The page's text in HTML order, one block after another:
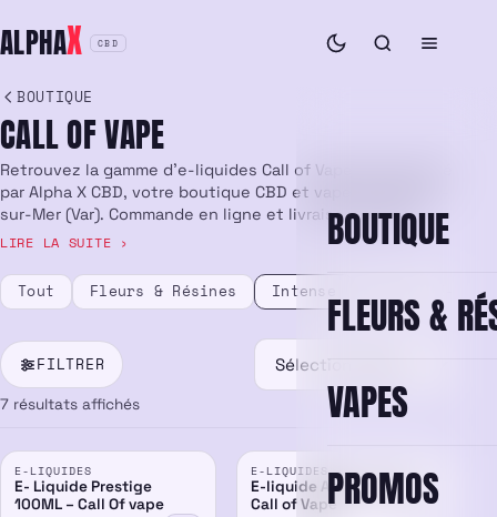
au
contenu
ALPHAX CBD
BOUTIQUE
FLEURS &
VAPES
PROMOS
BOUTIQUE
CALL OF VAPE
Retrouvez la gamme d’e-liquides Call of Vape sélectionné
par Alpha X CBD, votre boutique CBD et vape à La Seyne-
sur-Mer (Var). Commande en ligne et livraison rapide
partout en France.
Tout Fleurs & Résines Intense Vape & E-
FILTRER
7 résultats affichés
E-LIQUIDES
E- Liquide Prestige
100ML – Call Of vape
E-LIQUIDES
E-liquide Assault 100ml –
Call of Vape